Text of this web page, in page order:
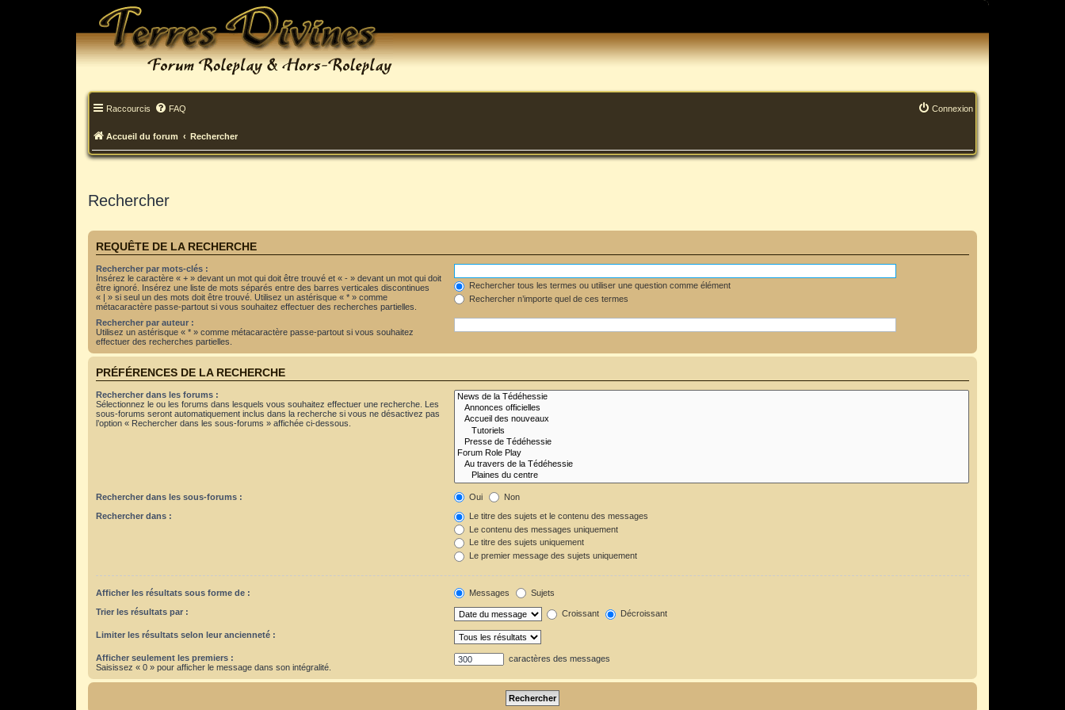
Raccourcis FAQ Connexion
Accueil du forum Rechercher
Rechercher
REQUÊTE DE LA RECHERCHE
Rechercher par mots-clés :
Insérez le caractère « + » devant un mot qui doit être trouvé et « - » devant un mot qui doit
être ignoré. Insérez une liste de mots séparés entre des barres verticales discontinues
« | » si seul un des mots doit être trouvé. Utilisez un astérisque « * » comme
métacaractère passe-partout si vous souhaitez effectuer des recherches partielles.
Rechercher tous les termes ou utiliser une question comme élément
Rechercher n’importe quel de ces termes
Rechercher par auteur :
Utilisez un astérisque « * » comme métacaractère passe-partout si vous souhaitez
effectuer des recherches partielles.
PRÉFÉRENCES DE LA RECHERCHE
Rechercher dans les forums :
Sélectionnez le ou les forums dans lesquels vous souhaitez effectuer une recherche. Les
sous-forums seront automatiquement inclus dans la recherche si vous ne désactivez pas
l’option « Rechercher dans les sous-forums » affichée ci-dessous.
Rechercher dans les sous-forums : Oui Non
Rechercher dans :
Le titre des sujets et le contenu des messages
Le contenu des messages uniquement
Le titre des sujets uniquement
Le premier message des sujets uniquement
Afficher les résultats sous forme de : Messages Sujets
Trier les résultats par : Croissant Décroissant
Limiter les résultats selon leur ancienneté :
Afficher seulement les premiers :
Saisissez « 0 » pour afficher le message dans son intégralité.
caractères des messages